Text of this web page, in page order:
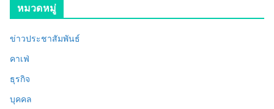
หมวดหมู่
ข่าวประชาสัมพันธ์
คาเฟ่
ธุรกิจ
บุคคล